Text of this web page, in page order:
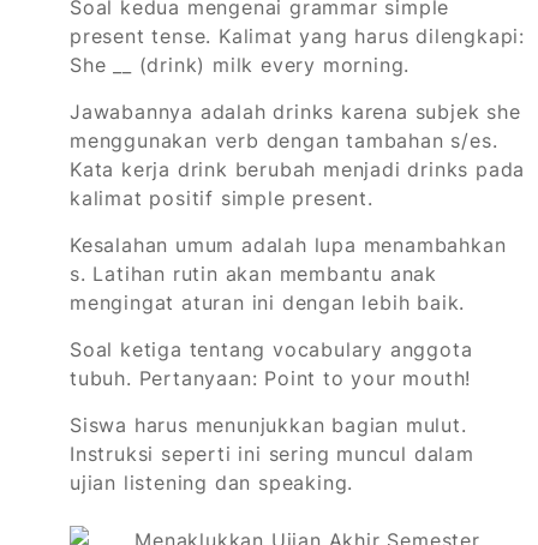
Soal kedua mengenai grammar simple
present tense. Kalimat yang harus dilengkapi:
She __ (drink) milk every morning.
Jawabannya adalah drinks karena subjek she
menggunakan verb dengan tambahan s/es.
Kata kerja drink berubah menjadi drinks pada
kalimat positif simple present.
Kesalahan umum adalah lupa menambahkan
s. Latihan rutin akan membantu anak
mengingat aturan ini dengan lebih baik.
Soal ketiga tentang vocabulary anggota
tubuh. Pertanyaan: Point to your mouth!
Siswa harus menunjukkan bagian mulut.
Instruksi seperti ini sering muncul dalam
ujian listening dan speaking.